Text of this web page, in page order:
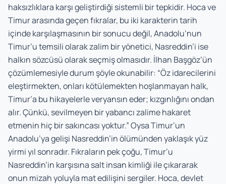
haksızlıklara karşı geliştirdiği sistemli bir tepkidir. Hoca ve
Timur arasında geçen fıkralar, bu iki karakterin tarih
içinde karşılaşmasının bir sonucu değil, Anadolu’nun
Timur’u temsili olarak zalim bir yönetici, Nasreddin’i ise
halkın sözcüsü olarak seçmiş olmasıdır. İlhan Başgöz’ün
çözümlemesiyle durum şöyle okunabilir: “Öz idarecilerini
eleştirmekten, onları kötülemekten hoşlanmayan halk,
Timur’a bu hikayelerle veryansın eder; kızgınlığını ondan
alır. Çünkü, sevilmeyen bir yabancı zalime hakaret
etmenin hiç bir sakıncası yoktur.” Oysa Timur’un
Anadolu’ya gelişi Nasreddin’in ölümünden yaklaşık yüz
yirmi yıl sonradır. Fıkraların pek çoğu, Timur’u
Nasreddin’in karşısına salt insan kimliği ile çıkararak
onun mizah yoluyla mat edilişini sergiler. Hoca, devlet